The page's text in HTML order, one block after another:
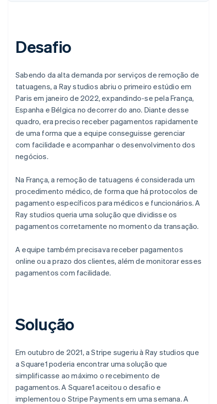
Stripe Sessions 2026
Veja como a Stripe está construindo a infraestrutura
Desafio
Sabendo da alta demanda por serviços de remoção de
tatuagens, a Ray studios abriu o primeiro estúdio em
Paris em janeiro de 2022, expandindo-se pela França,
Espanha e Bélgica no decorrer do ano. Diante desse
quadro, era preciso receber pagamentos rapidamente
de uma forma que a equipe conseguisse gerenciar
com facilidade e acompanhar o desenvolvimento dos
negócios.
Na França, a remoção de tatuagens é considerada um
procedimento médico, de forma que há protocolos de
pagamento específicos para médicos e funcionários. A
Ray studios queria uma solução que dividisse os
pagamentos corretamente no momento da transação.
A equipe também precisava receber pagamentos
online ou a prazo dos clientes, além de monitorar esses
pagamentos com facilidade.
Solução
Em outubro de 2021, a Stripe sugeriu à Ray studios que
a Square1 poderia encontrar uma solução que
simplificasse ao máximo o recebimento de
pagamentos. A Square1 aceitou o desafio e
implementou o Stripe Payments em uma semana. A